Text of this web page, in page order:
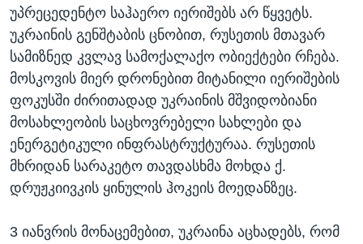
უპრეცედენტო საჰაერო იერიშებს არ წყვეტს.
უკრაინის გენშტაბის ცნობით, რუსეთის მთავარ
სამიზნედ კვლავ სამოქალაქო ობიექტები რჩება.
მოსკოვის მიერ დრონებით მიტანილი იერიშების
ფოკუსში ძირითადად უკრაინის მშვიდობიანი
მოსახლეობის საცხოვრებელი სახლები და
ენერგეტიკული ინფრასტრუქტურაა. რუსეთის
მხრიდან სარაკეტო თავდასხმა მოხდა ქ.
დრუჟკიივკის ყინულის ჰოკეის მოედანზეც.
3 იანვრის მონაცემებით, უკრაინა აცხადებს, რომ